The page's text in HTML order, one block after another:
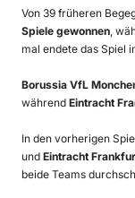
Von 39 früheren
Spiele gewonnen ,
mal endete das Spiel
Borussia VfL
während Eintracht
In den vorherigen
und Eintracht
beide Teams